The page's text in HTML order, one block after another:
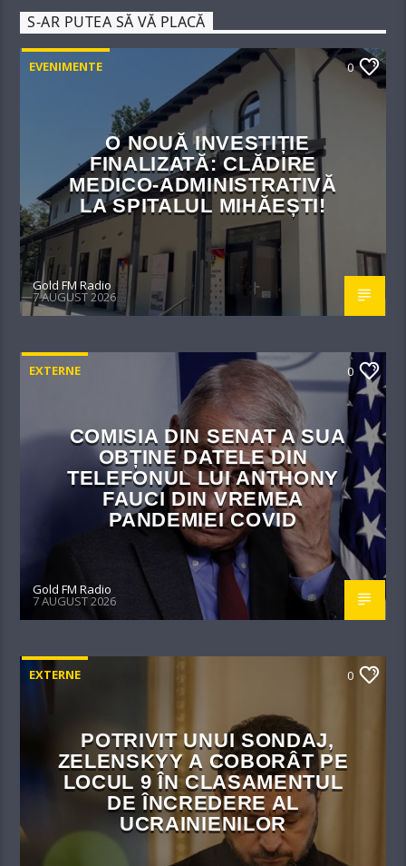
S-AR PUTEA SĂ VĂ PLACĂ
EVENIMENTE 0
O NOUĂ INVESTIȚIE
FINALIZATĂ: CLĂDIRE
MEDICO-ADMINISTRATIVĂ
LA SPITALUL MIHĂEȘTI!​
Gold FM Radio
7 AUGUST 2026
EXTERNE 0
COMISIA DIN SENAT A SUA
OBȚINE DATELE DIN
TELEFONUL LUI ANTHONY
FAUCI DIN VREMEA
PANDEMIEI COVID
Gold FM Radio
7 AUGUST 2026
EXTERNE 0
POTRIVIT UNUI SONDAJ,
ZELENSKYY A COBORÂT PE
LOCUL 9 ÎN CLASAMENTUL
DE ÎNCREDERE AL
UCRAINIENILOR